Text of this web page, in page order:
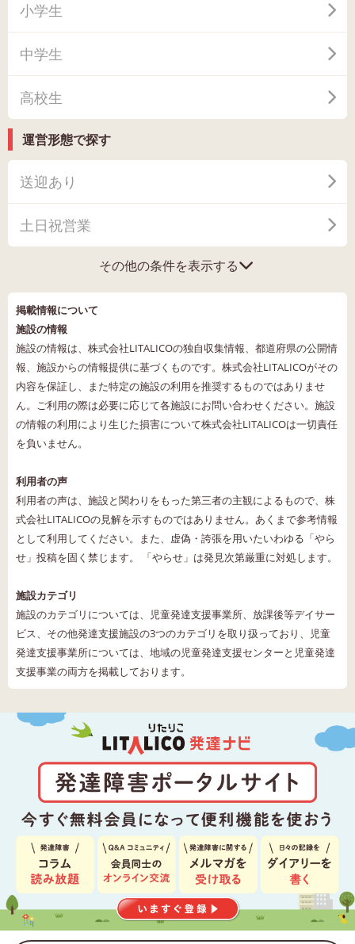
小学生
中学生
高校生
運営形態で探す
送迎あり
土日祝営業
その他の条件を表示する
掲載情報について
施設の情報
施設の情報は、株式会社LITALICOの独自収集情報、都道府県の公開情
報、施設からの情報提供に基づくものです。株式会社LITALICOがその
内容を保証し、また特定の施設の利用を推奨するものではありませ
ん。ご利用の際は必要に応じて各施設にお問い合わせください。施設
の情報の利用により生じた損害について株式会社LITALICOは一切責任
を負いません。
利用者の声
利用者の声は、施設と関わりをもった第三者の主観によるもので、株
式会社LITALICOの見解を示すものではありません。あくまで参考情報
として利用してください。また、虚偽・誇張を用いたいわゆる「やら
せ」投稿を固く禁じます。 「やらせ」は発見次第厳重に対処します。
施設カテゴリ
施設のカテゴリについては、児童発達支援事業所、放課後等デイサー
ビス、その他発達支援施設の3つのカテゴリを取り扱っており、児童
発達支援事業所については、地域の児童発達支援センターと児童発達
支援事業の両方を掲載しております。